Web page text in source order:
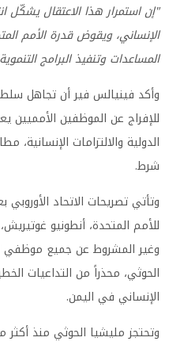
"إن استمرار هذا الاعتقال يشكّل
الإنساني، ويقوض قدرة الأمم
المساعدات وتنفيذ البرامج
وأكد فينيالس فير أن تجاهل
للإفراج عن الموظفين الأمميين
الدولية والالتزامات الإنسانية،
شرط.
وتأتي تصريحات الاتحاد
للأمم المتحدة، أنطونيو
وغير المشروط عن جميع موظفي
الحوثي، محذراً من التداعيات
الإنساني في اليمن.
وتحتجز مليشيا الحوثي منذ